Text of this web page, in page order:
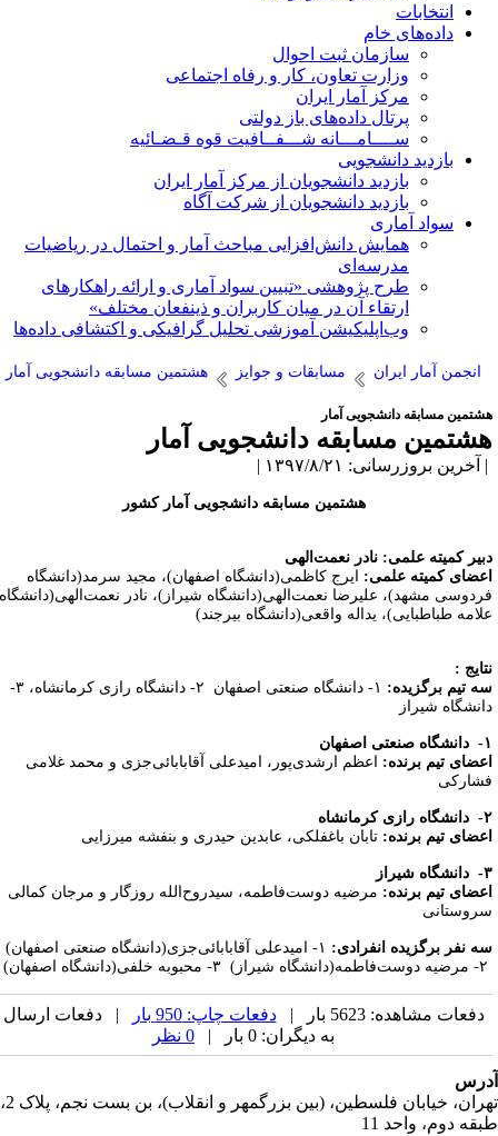
انتخابات
داده‌های خام
سازمان ثبت احوال
وزارت تعاون، کار و رفاه اجتماعی
مرکز آمار ایران
پرتال داده‌های باز دولتی
ســــامـــانه شـــفــافیت قوه قـضـائیه
بازدید دانشجویی
بازدید دانشجویان از مرکز آمار ایران
بازدید دانشجویان از شرکت آگاه
سواد آماری
همایش دانش‌افزایی مباحث آمار و احتمال در ریاضیات
مدرسه‌ای
طرح پژوهشی «تبیین سواد آماری و ارائه راهکارهای
ارتقاء آن در میان کاربران و ذینفعان مختلف»
وب‌اپلیکیشن آموزشی تحلیل گرافیکی و اکتشافی داده‌ها
انجمن آمار ایران مسابقات و جوایز هشتمین مسابقه دانشجویی آمار
مسابقه دانشجویی آمار
مسابقه دانشجویی آمار
بروزرسانی: ۱۳۹۷/۸/۲۱ |
هشتمین مسابقه دانشجویی آمار کشور
کمیته علمی: نادر نعمت‌الهی
کمیته علمی:ایرج کاظمی(دانشگاه اصفهان)، مجید سرمد(دانشگاه
مشهد)، علیرضا نعمت‌الهی(دانشگاه شیراز)، نادر نعمت‌الهی(دانشگاه
طباطبایی)، یداله واقعی(دانشگاه بیرجند)
:
تیم برگزیده:
۱- دانشگاه صنعتی اصفهان ۲- دانشگاه رازی کرمانشاه، ۳-
شیراز
- دانشگاه صنعتی اصفهان
تیم برنده:اعظم ارشدی‌­پور، امیدعلی آقابابائی‏‌جزی و محمد غلامی­‌
دانشگاه رازی کرمانشاه
تیم برنده:تابان باغفلکی، عابدین حیدری و بنفشه میرزایی
دانشگاه شیراز
تیم برنده:مرضیه دوست‌­فاطمه، سیدروح‌­الله روزگار و مرجان کمالی­‌
نفر برگزیده انفرادی: ۱- امیدعلی آقابابائی‏‌جزی(دانشگاه صنعتی اصفهان)
دفعات مشاهده: 5623 بار | دفعات چاپ: 950 بار
| دفعات ارسال
به دیگران: 0 بار |
تهران، خیابان فلسطین، (بین بزرگمهر و انقلاب)، بن بست نجم، پلاک 2،
دوم، واحد 11